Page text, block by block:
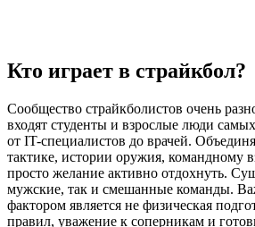
Кто играет в страйкбол?
Сообщество страйкболистов очень
входят студенты и взрослые люди
от IT-специалистов до врачей.
тактике, истории оружия, командному
просто желание активно отдохнуть.
мужские, так и смешанные команды.
фактором является не физическая
правил, уважение к соперникам и